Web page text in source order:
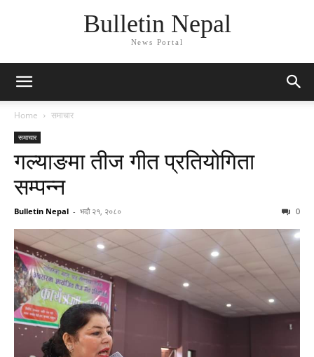
Bulletin Nepal
News Portal
Home समाचार
समाचार
गल्याङमा तीज गीत प्रतियोगिता
सम्पन्न
Bulletin Nepal - भदौ २१, २०८० 0